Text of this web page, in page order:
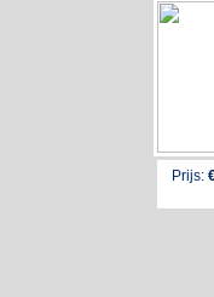
Prijs: